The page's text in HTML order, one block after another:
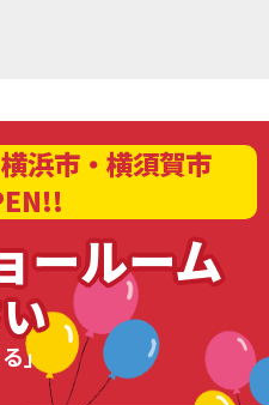
浜市・横須賀市
ールーム
」